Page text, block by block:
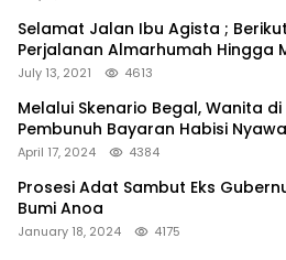
Selamat Jalan Ibu Agista ;
Perjalanan Almarhumah Hingga
Terakhir
July 13, 2021 4613
Melalui Skenario Begal, Wanita
Pembunuh Bayaran Habisi
April 17, 2024 4384
Prosesi Adat Sambut Eks
Bumi Anoa
January 18, 2024 4175